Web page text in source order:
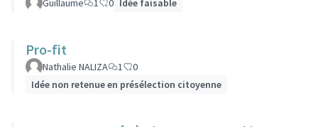
Guillaume 1 0 Idée faisable
Pro-fit
Nathalie NALIZA 1
0
Idée non retenue en présélection citoyenne